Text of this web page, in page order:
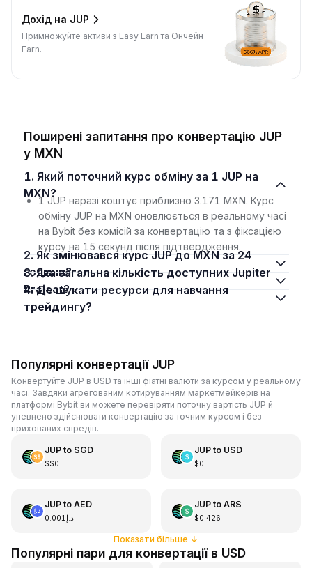
Дохід на JUP
Примножуйте активи з Easy Earn та Ончейн
Earn.
Поширені запитання про конвертацію JUP
у MXN
1. Який поточний курс обміну за 1 JUP на
MXN?
1 JUP наразі коштує приблизно 3.171 MXN. Курс
обміну JUP на MXN оновлюється в реальному часі
на Bybit без комісій за конвертацію та з фіксацією
курсу на 15 секунд після підтвердження.
2. Як змінювався курс JUP до MXN за 24
години?
3. Яка загальна кількість доступних Jupiter
Project?
4. Де шукати ресурси для навчання
трейдингу?
Популярні конвертації JUP
Конвертуйте JUP в USD та інші фіатні валюти за курсом у реальному
часі. Завдяки агрегованим котируванням маркетмейкерів на
платформі Bybit ви можете перевіряти поточну вартість JUP й
упевнено здійснювати конвертацію за точним курсом і без
прихованих спредів.
JUPto SGD
S$0
JUPto USD
$0
JUPto AED
د.إ0.001
JUPto ARS
$0.426
Показати більше ↓
Популярні пари для конвертації в USD